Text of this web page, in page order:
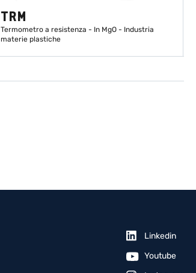
TRM
Termometro a resistenza - In MgO - Industria
materie plastiche
SCOPRI DI PIÙ
Linkedin
Youtube